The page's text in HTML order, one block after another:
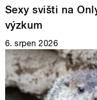
Sexy svišti na
výzkum
6. srpen 2026